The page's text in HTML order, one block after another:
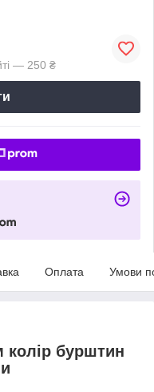
— 250 ₴
Оплата Умови
колір бурштин